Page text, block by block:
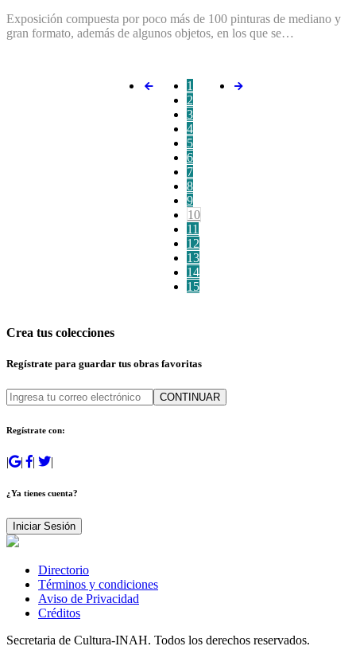
Exposición compuesta por poco más de 100 pinturas de mediano y
gran formato, además de algunos objetos, en los que se…
1
2
3
4
5
6
7
8
9
10
11
12
13
14
15
Crea tus colecciones
Regístrate para guardar tus obras favoritas
CONTINUAR
Regístrate con:
| | | |
¿Ya tienes cuenta?
Iniciar Sesión
Directorio
Términos y condiciones
Aviso de Privacidad
Créditos
Secretaria de Cultura-INAH. Todos los derechos reservados.